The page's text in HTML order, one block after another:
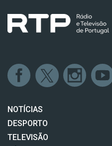
NOTÍCIAS
DESPORTO
TELEVISÃO